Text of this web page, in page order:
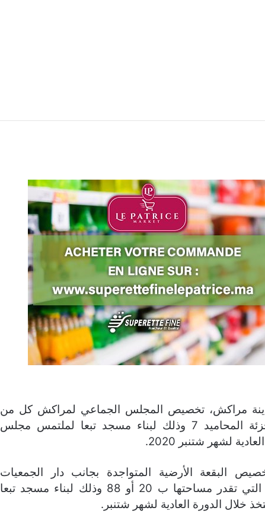
مراكش، تخصيص المجلس الجماعي لمراكش كل من
البقعة الأرضية 22P المتواجدة بتجزئة المحاميد 7 وذلك لبناء مسجد تبعا لملتمس مجلس
لشهر شتنبر 2020.
البقعة الأرضية المتواجدة بجانب دار الجمعيات
والمبادرات المحلية الحي الحسني، التي تقدر مساحتها ب 20 أو 88 وذلك لبناء مسجد تبعا
خلال الدورة العادية لشهر شتنبر.